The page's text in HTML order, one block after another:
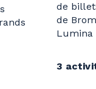
de
de
Lumina
3